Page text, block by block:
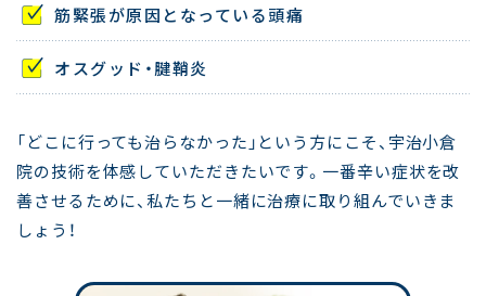
筋緊張が原因となっている頭痛
オスグッド・腱鞘炎
「どこに行っても治らなかった」という方にこそ、宇治小倉
院の技術を体感していただきたいです。一番辛い症状を改
善させるために、私たちと一緒に治療に取り組んでいきま
しょう！